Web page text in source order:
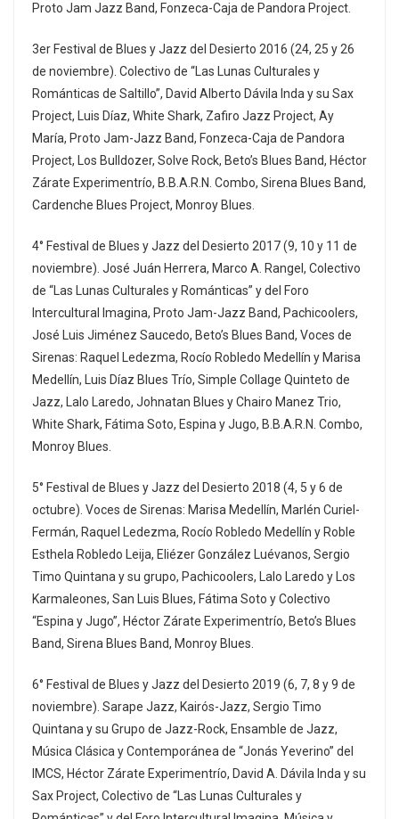
Proto Jam Jazz Band, Fonzeca-Caja de Pandora Project.
3er Festival de Blues y Jazz del Desierto 2016 (24, 25 y 26
de noviembre). Colectivo de “Las Lunas Culturales y
Románticas de Saltillo”, David Alberto Dávila Inda y su Sax
Project, Luis Díaz, White Shark, Zafiro Jazz Project, Ay
María, Proto Jam-Jazz Band, Fonzeca-Caja de Pandora
Project, Los Bulldozer, Solve Rock, Beto’s Blues Band, Héctor
Zárate Experimentrío, B.B.A.R.N. Combo, Sirena Blues Band,
Cardenche Blues Project, Monroy Blues.
4° Festival de Blues y Jazz del Desierto 2017 (9, 10 y 11 de
noviembre). José Juán Herrera, Marco A. Rangel, Colectivo
de “Las Lunas Culturales y Románticas” y del Foro
Intercultural Imagina, Proto Jam-Jazz Band, Pachicoolers,
José Luis Jiménez Saucedo, Beto’s Blues Band, Voces de
Sirenas: Raquel Ledezma, Rocío Robledo Medellín y Marisa
Medellín, Luis Díaz Blues Trío, Simple Collage Quinteto de
Jazz, Lalo Laredo, Johnatan Blues y Chairo Manez Trio,
White Shark, Fátima Soto, Espina y Jugo, B.B.A.R.N. Combo,
Monroy Blues.
5° Festival de Blues y Jazz del Desierto 2018 (4, 5 y 6 de
octubre). Voces de Sirenas: Marisa Medellín, Marlén Curiel-
Fermán, Raquel Ledezma, Rocío Robledo Medellín y Roble
Esthela Robledo Leija, Eliézer González Luévanos, Sergio
Timo Quintana y su grupo, Pachicoolers, Lalo Laredo y Los
Karmaleones, San Luis Blues, Fátima Soto y Colectivo
“Espina y Jugo”, Héctor Zárate Experimentrío, Beto’s Blues
Band, Sirena Blues Band, Monroy Blues.
6° Festival de Blues y Jazz del Desierto 2019 (6, 7, 8 y 9 de
noviembre). Sarape Jazz, Kairós-Jazz, Sergio Timo
Quintana y su Grupo de Jazz-Rock, Ensamble de Jazz,
Música Clásica y Contemporánea de “Jonás Yeverino” del
IMCS, Héctor Zárate Experimentrío, David A. Dávila Inda y su
Sax Project, Colectivo de “Las Lunas Culturales y